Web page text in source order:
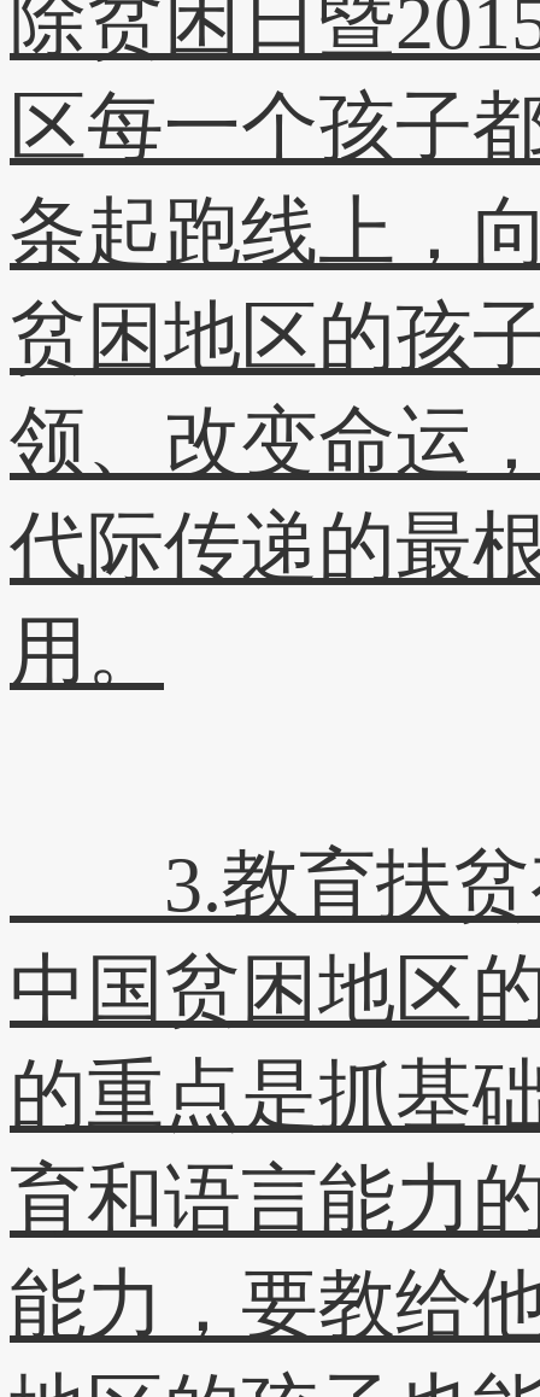
除贫困日暨
区每一个孩子
条起跑线上，
贫困地区的孩
领、改变命运
代际传递的最
用。
3.教育扶贫
中国贫困地区
的重点是抓基
育和语言能力
能力，要教给